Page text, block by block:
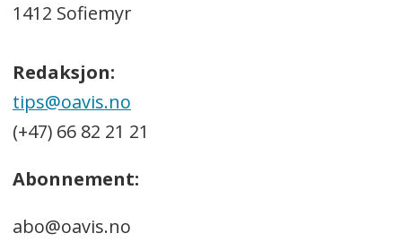
1412 Sofiemyr
Redaksjon:
tips@oavis.no
(+47) 66 82 21 21
Abonnement:
abo@oavis.no